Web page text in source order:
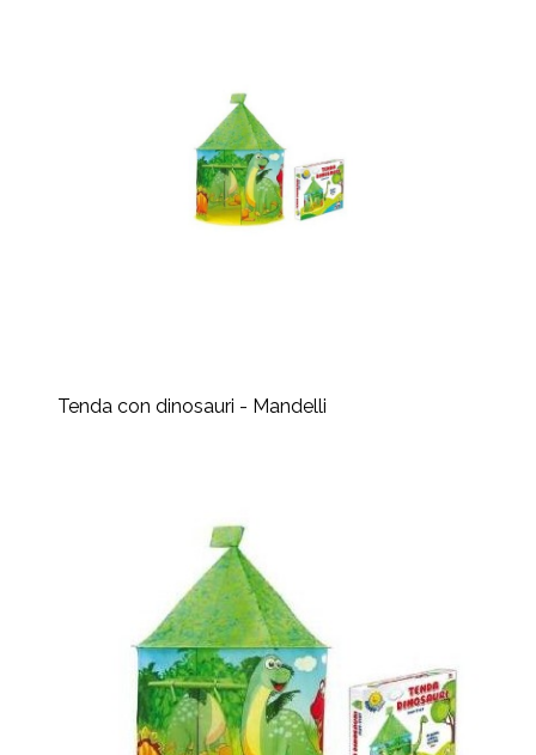
Tenda con dinosauri - Mandelli